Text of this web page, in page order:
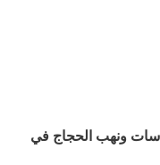
ونهب الحجاج في